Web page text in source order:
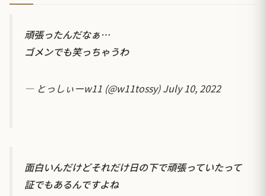
頑張ったんだなぁ…
ゴメンでも笑っちゃうわ
— とっしぃーw11 (@w11tossy)July 10, 2022
面白いんだけどそれだけ日の下で頑張っていたって
証でもあるんですよね